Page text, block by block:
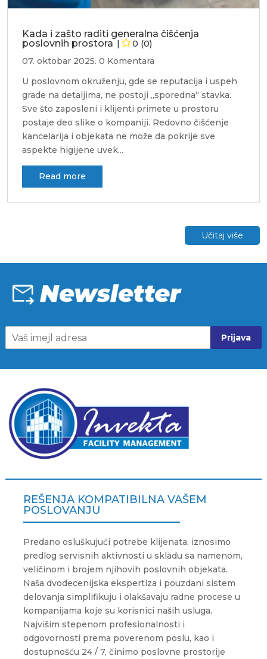
Kada i zašto raditi generalna čišćenja
poslovnih prostora
0 (0)
07. oktobar 2025. 0 Komentara
U poslovnom okruženju, gde se reputacija i uspeh
grade na detaljima, ne postoji „sporedna“ stavka.
Sve što zaposleni i klijenti primete u prostoru
postaje deo slike o kompaniji. Redovno čišćenje
kancelarija i objekata ne može da pokrije sve
aspekte higijene uvek...
read more
Učitaj više
Prijava
REŠENJA KOMPATIBILNA VAŠEM
POSLOVANJU
Predano osluškujući potrebe klijenata, iznosimo
predlog servisnih aktivnosti u skladu sa namenom,
veličinom i brojem njihovih poslovnih objekata.
Naša dvodecenijska ekspertiza i pouzdani sistem
delovanja simplifikuju i olakšavaju radne procese u
kompanijama koje su korisnici naših usluga.
Najvišim stepenom profesionalnosti i
odgovornosti prema poverenom poslu, kao i
dostupnošću 24 / 7, činimo poslovne prostorije